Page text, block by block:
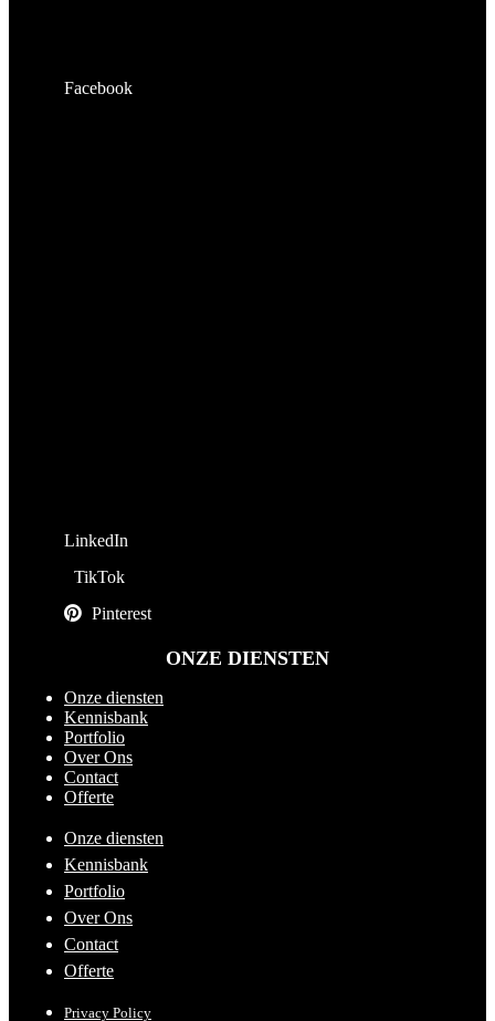
Facebook
LinkedIn
TikTok
Pinterest
ONZE DIENSTEN
Onze diensten
Kennisbank
Portfolio
Over Ons
Contact
Offerte
Onze diensten
Kennisbank
Portfolio
Over Ons
Contact
Offerte
Privacy Policy